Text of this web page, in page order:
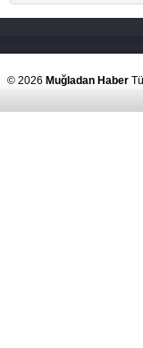
© 2026 Muğladan Haber